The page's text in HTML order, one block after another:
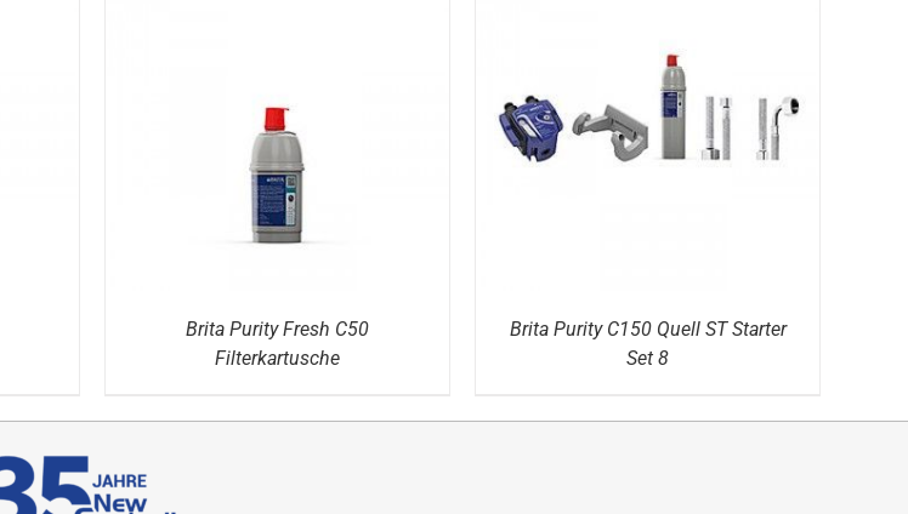
DETAILS
Brita Purity Fresh C50
Filterkartusche
DETAILS
Brita Purity C150 Quell ST Starter
Set 8